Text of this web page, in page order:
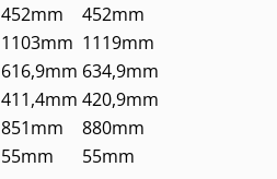
452mm
452mm
1103mm 1119mm
616,9mm 634,9mm
411,4mm 420,9mm
851mm
880mm
55mm 55mm